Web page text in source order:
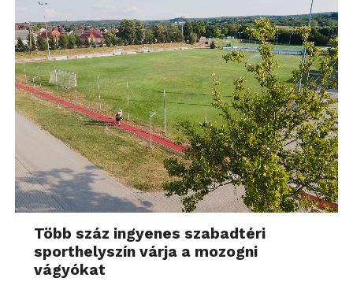
Több száz ingyenes szabadtéri
sporthelyszín várja a mozogni
vágyókat